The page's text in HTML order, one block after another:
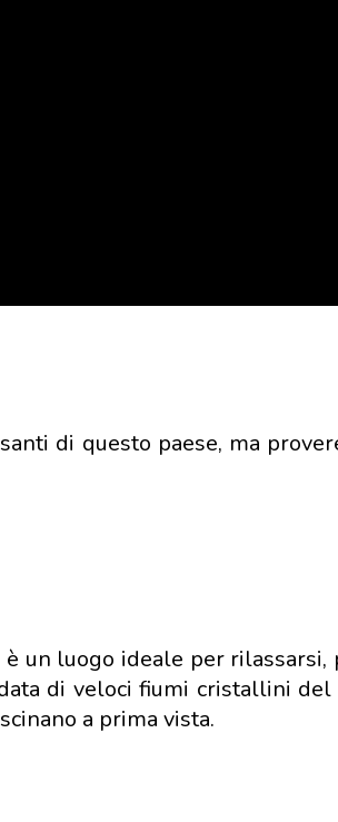
di questo paese, ma
un luogo ideale per
di veloci fiumi cristallini
a prima vista.